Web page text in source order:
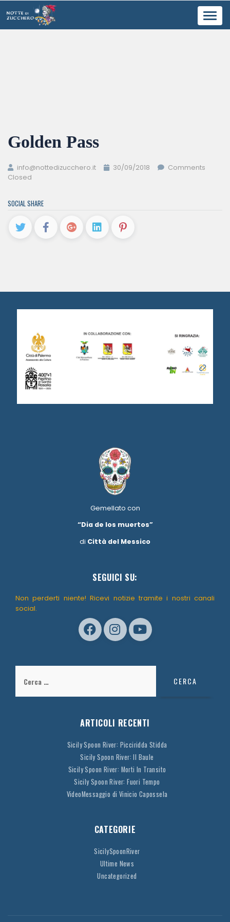
Golden Pass
info@nottedizucchero.it 30/09/2018
Comments
Closed
SOCIAL SHARE
Gemellato con
“Dia de los muertos”
di Città del Messico
SEGUICI SU:
Non perderti niente! Ricevi notizie tramite i nostri canali
social.
per:
ARTICOLI RECENTI
Sicily Spoon River: Picciridda Stidda
Sicily Spoon River: Il Baule
Sicily Spoon River: Morti In Transito
Sicily Spoon River: Fuori Tempo
VideoMessaggio di Vinicio Capossela
CATEGORIE
SicilySpoonRiver
Ultime News
Uncategorized